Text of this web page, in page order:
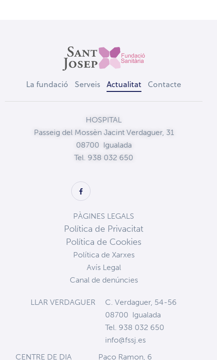
La fundació Serveis Actualitat Contacte
HOSPITAL
Passeig del Mossèn Jacint Verdaguer, 31
08700 Igualada
Tel. 938 032 650
PÀGINES LEGALS
Política de Privacitat
Política de Cookies
Política de Xarxes
Avís Legal
Canal de denúncies
LLAR VERDAGUER
C. Verdaguer, 54-56
08700 Igualada
Tel. 938 032 650
info@fssj.es
CENTRE DE DIA
Paco Ramon, 6